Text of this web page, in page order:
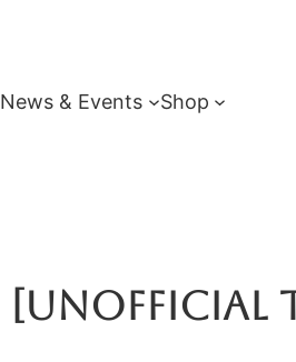
News & Events Shop
[Unofficial